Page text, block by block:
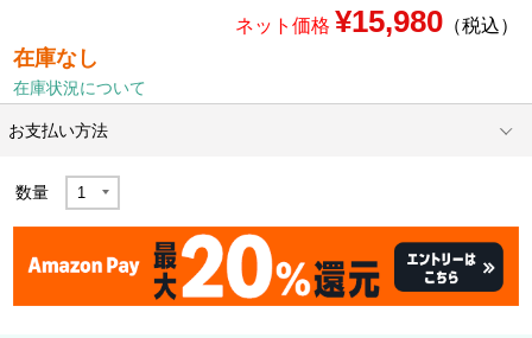
ネット価格 ¥15,980（税込）
在庫なし
在庫状況について
お支払い方法
数量